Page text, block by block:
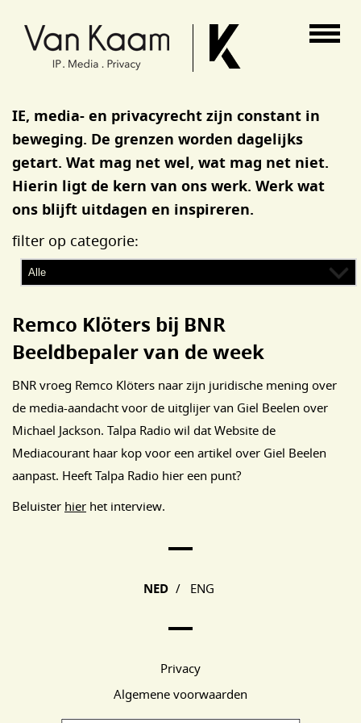
IE, media- en privacyrecht zijn constant in
beweging. De grenzen worden dagelijks
getart. Wat mag net wel, wat mag net niet.
Hierin ligt de kern van ons werk. Werk wat
ons blijft uitdagen en inspireren.
filter op categorie:
Remco Klöters bij BNR
Beeldbepaler van de week
BNR vroeg Remco Klöters naar zijn juridische mening over
de media-aandacht voor de uitglijer van Giel Beelen over
Michael Jackson. Talpa Radio wil dat Website de
Mediacourant haar kop voor een artikel over Giel Beelen
aanpast. Heeft Talpa Radio hier een punt?
Beluister hier het interview.
NED / ENG
Privacy
Algemene voorwaarden